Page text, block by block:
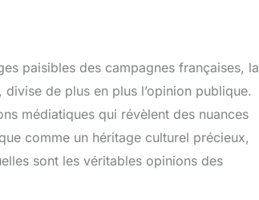
paisibles des campagnes françaises, la
de plus en plus l’opinion publique.
médiatiques qui révèlent des nuances
comme un héritage culturel précieux,
sont les véritables opinions des